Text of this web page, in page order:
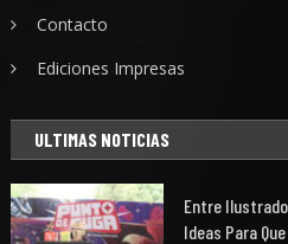
Contacto
Ediciones Impresas
ULTIMAS NOTICIAS
Entre
Ideas Para